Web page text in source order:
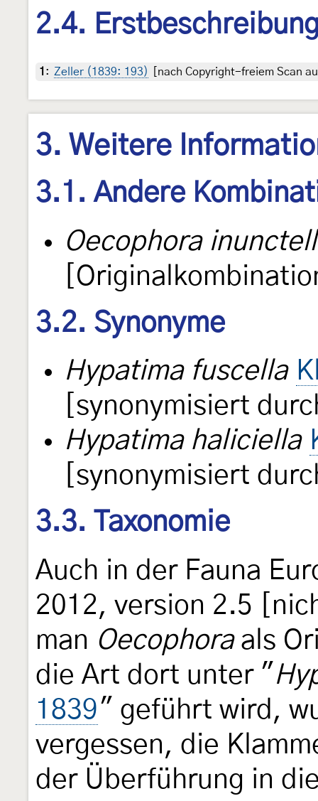
2.4.
1 : Zeller (1839: 193) [nach Copyright-freiem Scan
3. Weitere
3.1. Andere
Oecophora
3.2. Synonyme
Hypatima fuscella
[synonymisiert
Hypatima haliciella
[synonymisiert
3.3. Taxonomie
Auch in der Fauna
2012, version 2.5
man Oecophoraals
die Art dort unter "
1839" geführt wird,
vergessen, die
der Überführung in